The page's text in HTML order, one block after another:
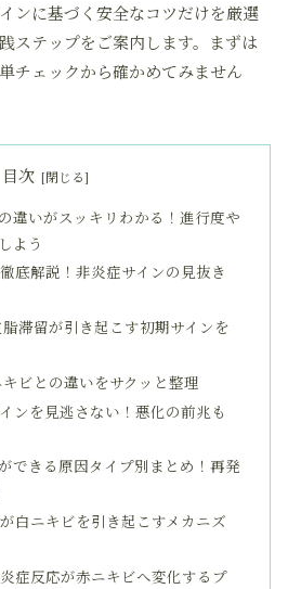
ンに基づく安全なコツだけを厳選
ステップをご案内します。まずは
チェックから確かめてみません
目次
違いがスッキリわかる！進行度や
よう
底解説！非炎症サインの見抜き
滞留が引き起こす初期サインを
ビとの違いをサクッと整理
ンを見逃さない！悪化の前兆も
できる原因タイプ別まとめ！再発
白ニキビを引き起こすメカニズ
症反応が赤ニキビへ変化するプ